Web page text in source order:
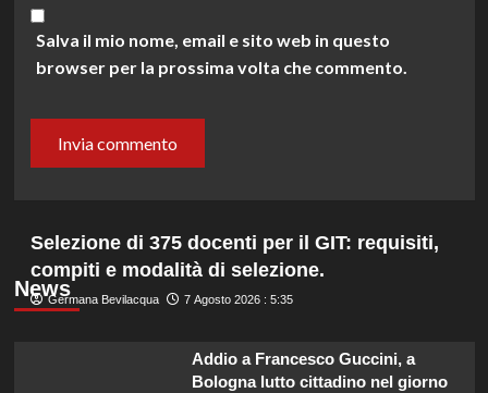
Salva il mio nome, email e sito web in questo
browser per la prossima volta che commento.
News
Selezione di 375 docenti per il GIT: requisiti,
compiti e modalità di selezione.
Germana Bevilacqua 7 Agosto 2026 : 5:35
Addio a Francesco Guccini, a
Bologna lutto cittadino nel giorno